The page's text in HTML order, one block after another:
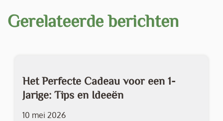
Gerelateerde berichten
Het Perfecte Cadeau voor een 1-
Jarige: Tips en Ideeën
10 mei 2026